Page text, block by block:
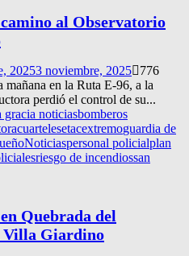
al Observatorio
20253 noviembre, 2025
776
en la Ruta E-96, a la
perdió el control de su...
gracia noticiasbomberos
cuartelesetacextremoguardia de
Noticiaspersonal policialplan
riesgo de incendiossan
Quebrada del
Villa Giardino